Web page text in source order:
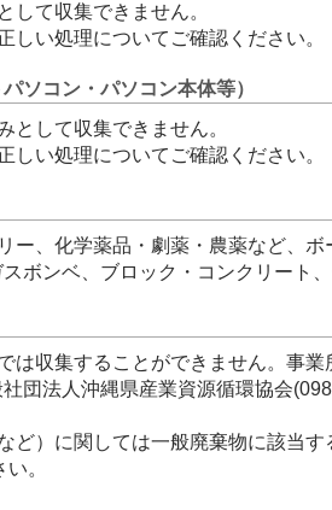
して収集できません。
しい処理についてご確認ください。
コン・パソコン本体等）
として収集できません。
しい処理についてご確認ください。
ー、化学薬品・劇薬・農薬など、
ボンベ、ブロック・コンクリート
は収集することができません。事
団法人沖縄県産業資源循環協会
ど）に関しては一般廃棄物に該当
。